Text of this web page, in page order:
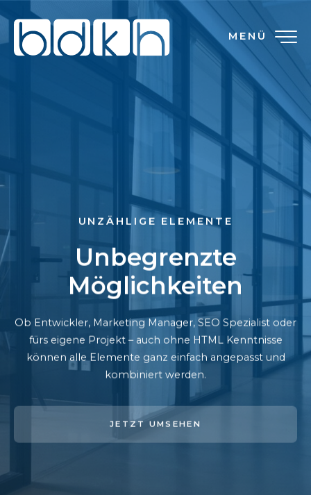
MENÜ
UNZÄHLIGE ELEMENTE
Unbegrenzte
Möglichkeiten
Ob Entwickler, Marketing Manager, SEO Spezialist oder
fürs eigene Projekt – auch ohne HTML Kenntnisse
können alle Elemente ganz einfach angepasst und
kombiniert werden.
JETZT UMSEHEN